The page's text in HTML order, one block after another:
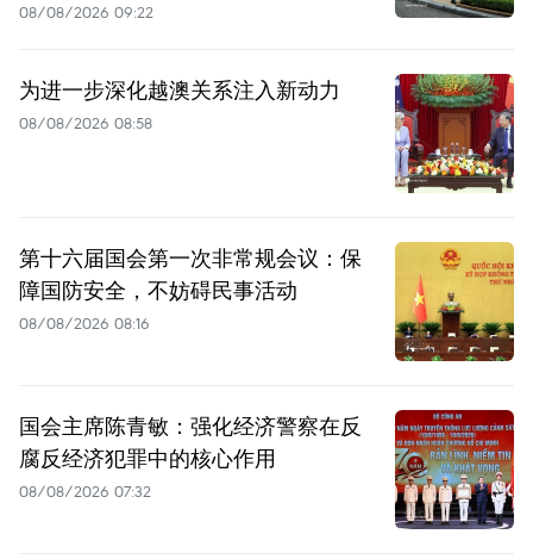
08/08/2026 09:22
为进一步深化越澳关系注入新动力
08/08/2026 08:58
第十六届国会第一次非常规会议：保
障国防安全，不妨碍民事活动
08/08/2026 08:16
国会主席陈青敏：强化经济警察在反
腐反经济犯罪中的核心作用
08/08/2026 07:32